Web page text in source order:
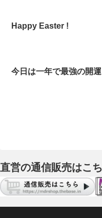
Happy Easter !
今日は一年で最強の開運
直営の通信販売はこ